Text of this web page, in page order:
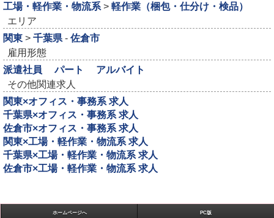
工場・軽作業・物流系 > 軽作業（梱包・仕分け・検品）
エリア
関東 > 千葉県 - 佐倉市
雇用形態
派遣社員
パート
アルバイト
その他関連求人
関東×オフィス・事務系 求人
千葉県×オフィス・事務系 求人
佐倉市×オフィス・事務系 求人
関東×工場・軽作業・物流系 求人
千葉県×工場・軽作業・物流系 求人
佐倉市×工場・軽作業・物流系 求人
ホームページへ PC版